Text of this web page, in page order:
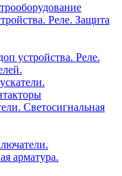
Реле. Защита
устройства. Реле.
Светосигнальная
арматура.